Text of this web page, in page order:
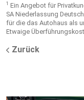
1 Ein Angebot für
SA Niederlassung
für die das Autohaus als
Etwaige
Zurück